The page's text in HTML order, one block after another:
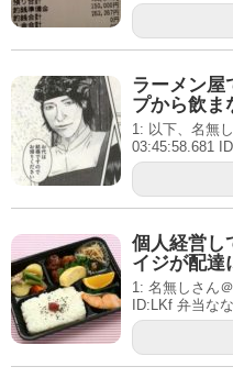
ラーメン屋
プから飲ま
1: 以下、名無
03:45:58.681
個人経営し
イジが配達
1: 名無しさん
ID:LKf 弁当な